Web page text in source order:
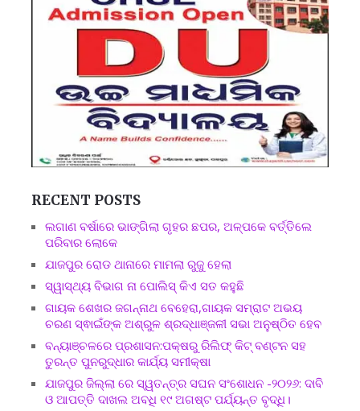
RECENT POSTS
ଲଗାଣ ବର୍ଷାରେ ଭାଙ୍ଗିଲା ଗୃହର ଛପର, ଅଳ୍ପକେ ବର୍ତ୍ତିଲେ
ପରିବାର ଲୋକେ
ଯାଜପୁର ରୋଡ ଥାନାରେ ମାମଲା ରୁଜୁ ହେଲା
ସ୍ୱାସ୍ଥ୍ୟ ବିଭାଗ ନା ପୋଲିସ୍ କିଏ ସତ କହୁଛି
ଗାୟକ ଶେଖର ଜଗନ୍ନାଥ ବେହେରା,ଗାୟକ ସମ୍ରାଟ ଅଭୟ
ଚରଣ ସ୍ଵାଇଁଙ୍କ ଅଶ୍ରୁଳ ଶ୍ରଦ୍ଧାଞ୍ଜଳୀ ସଭା ଅନୁଷ୍ଠିତ ହେବ
ବନ୍ୟାଞ୍ଚଳରେ ପ୍ରଶାସନ:ପକ୍ଷରୁ ରିଲିଫ୍ କିଟ୍ ବଣ୍ଟନ ସହ
ତୁରନ୍ତ ପୁନରୁଦ୍ଧାର କାର୍ଯ୍ୟ ସମୀକ୍ଷା
ଯାଜପୁର ଜିଲ୍ଲା ରେ ସ୍ୱତନ୍ତ୍ର ସଘନ ସଂଶୋଧନ -୨୦୨୬: ଦାବି
ଓ ଆପତ୍ତି ଦାଖଲ ଅବଧି ୧୯ ଅଗଷ୍ଟ ପର୍ଯ୍ୟନ୍ତ ବୃଦ୍ଧି।